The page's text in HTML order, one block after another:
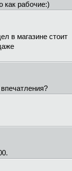
как рабочие:)
в магазине стоит